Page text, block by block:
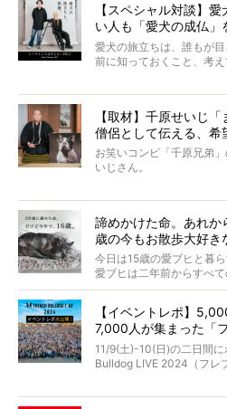
とりを目の当たりにする
愛がわたしたちのそれと
だかうれしくなってしまっ
春奈さんとアムちゃんの
小西がいつくしみながら
【スペシャル対談】
い人も「愛犬の成仏」
はやとも×PELI】
愛犬の旅立ちは、誰もが
前に知っておくこと、考
力をもつお笑い芸人「シ
犬の旅立ちや供養について
インタビュアー兼対談相
識にも長けているPELIさん
「愛犬が旅立ったあと、
くれる？」
さらには、霊感がない人
法まで。
お笑い芸人だからこそ暗
と軽くなる。
永久保存版のスペシャル
【取材】千原せいじ
僧侶として伝える、希
お笑いコンビ「千原兄弟
いじさん。
た。
僧侶としての名は「靖賢
当時54歳という年齢にし
選んだのか。
また、愛犬の旅立ちとど
た。
諦めかけた命。あれか
歳の今もお散歩大好き
今日は15歳の愛ブヒと暮
愛ブヒは二年前からすべ
激減。検査をしても異常
もう諦めるしかないのか
が「THE fu-do(ザ・フー
そして「THE fu-do(ザ・
ブヒは15歳になり、今も
今回は、二年前の絶望か
【イベントレポ】
7,000人が集まった「
貌！
11/9(土)-10(日)の二日間
Bulldog LIVE 2024（フレ
今年はのべ5,000頭のフ